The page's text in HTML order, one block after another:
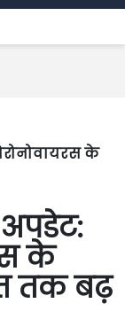
के
के
तक बढ़